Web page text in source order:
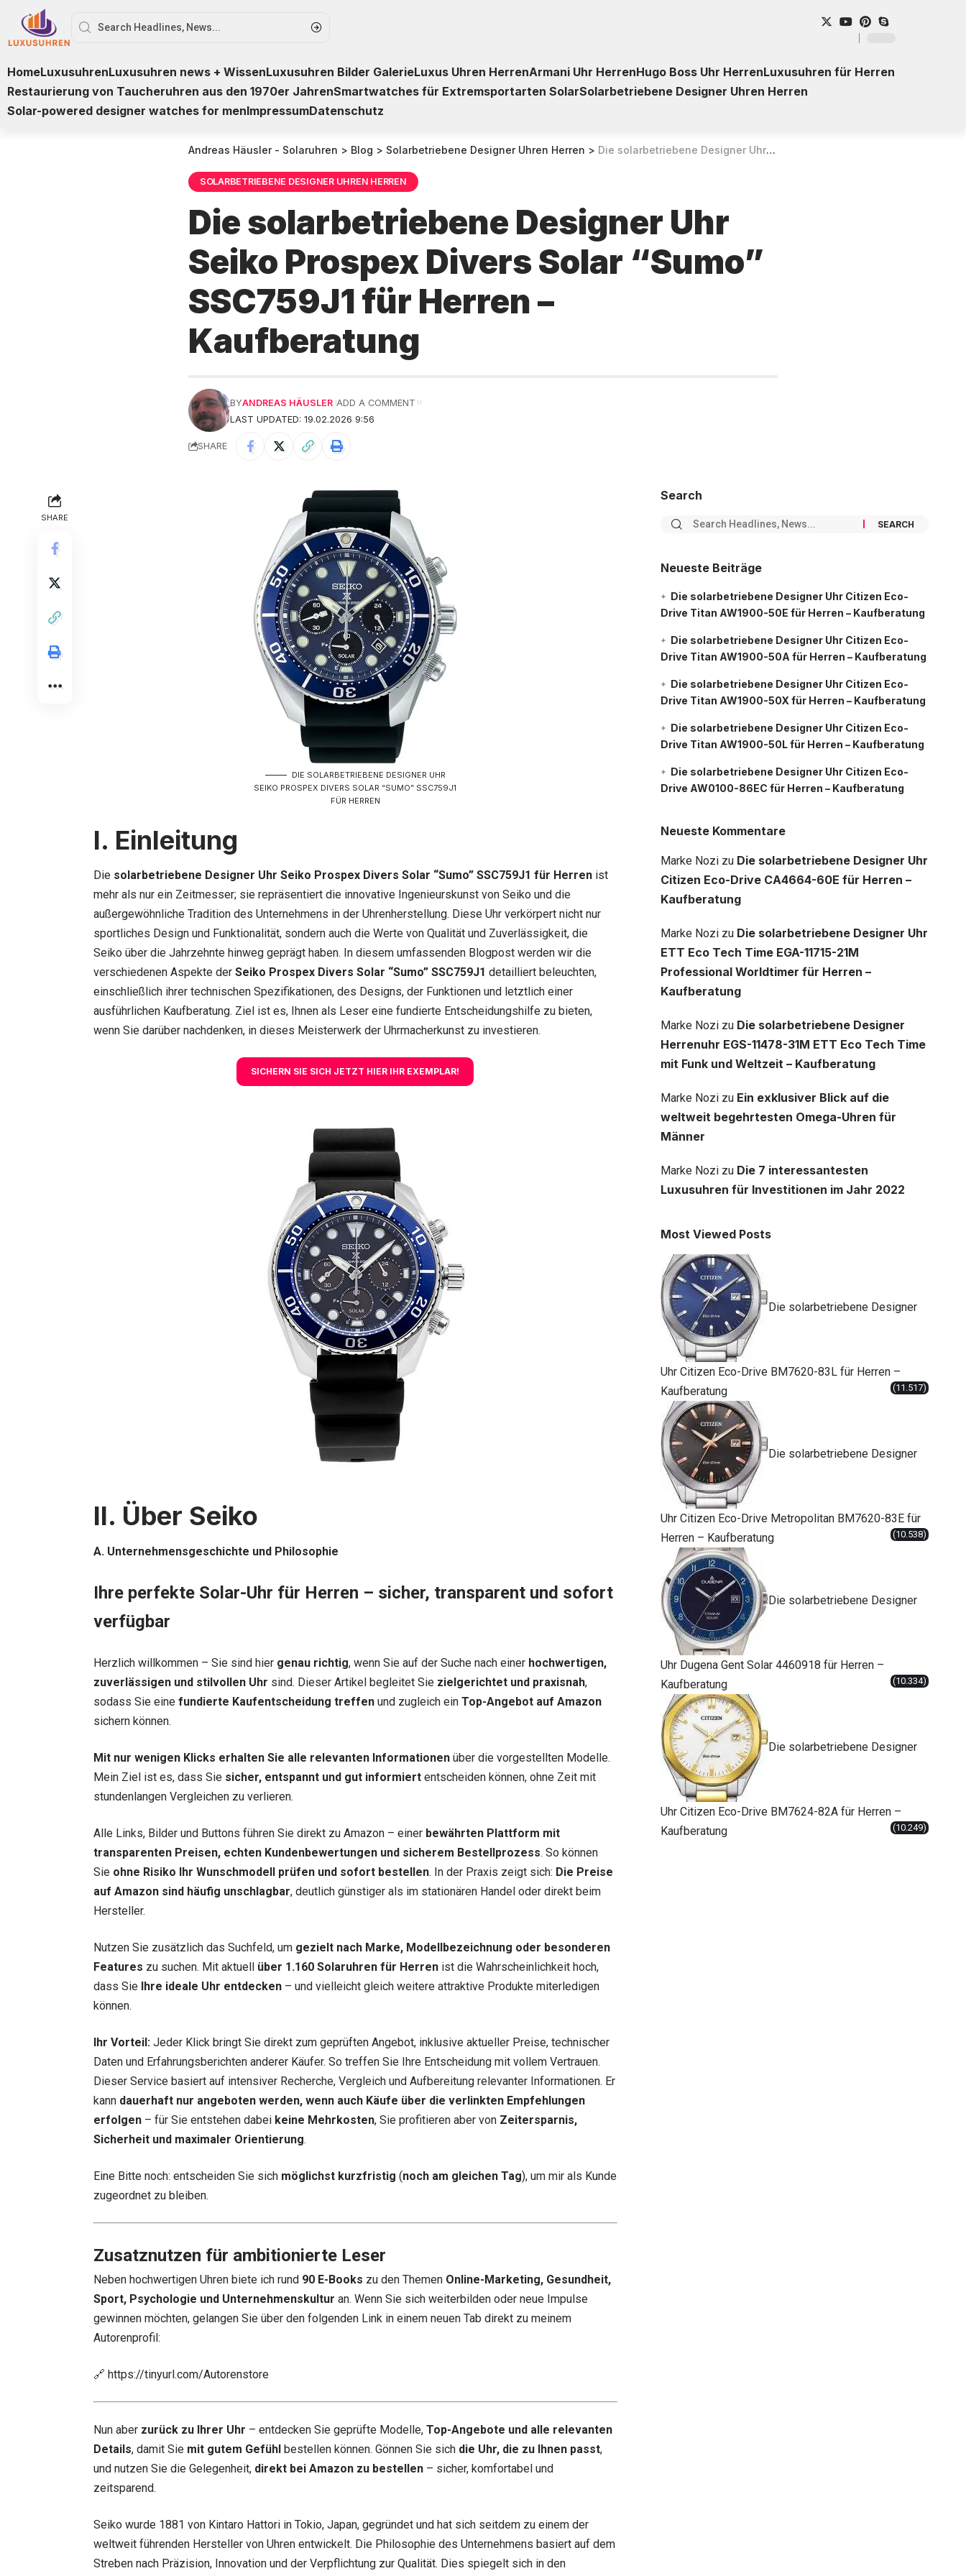
HomeLuxusuhrenLuxusuhren news + WissenLuxusuhren Bilder GalerieLuxus Uhren HerrenArmani Uhr HerrenHugo Boss Uhr HerrenLuxusuhren für Herren
Restaurierung von Taucheruhren aus den 1970er JahrenSmartwatches für Extremsportarten SolarSolarbetriebene Designer Uhren Herren
Solar-powered designer watches for menImpressumDatenschutz
Andreas Häusler - Solaruhren > Blog > Solarbetriebene Designer Uhren Herren > Die solarbetriebene Designer Uhr Seiko Prospex Divers Solar “Sumo” SSC759J1 für Herren – Kaufberatung
SOLARBETRIEBENE DESIGNER UHREN HERREN
Die solarbetriebene Designer Uhr
Seiko Prospex Divers Solar “Sumo”
SSC759J1 für Herren –
Kaufberatung
LAST UPDATED: 19.02.2026 9:56
BYANDREAS HÄUSLER ADD A COMMENT
SHARE
SHARE
DIE SOLARBETRIEBENE DESIGNER UHR
SEIKO PROSPEX DIVERS SOLAR “SUMO” SSC759J1
FÜR HERREN
I. Einleitung
Die solarbetriebene Designer Uhr Seiko Prospex Divers Solar “Sumo” SSC759J1 für Herren ist
mehr als nur ein Zeitmesser; sie repräsentiert die innovative Ingenieurskunst von Seiko und die
außergewöhnliche Tradition des Unternehmens in der Uhrenherstellung. Diese Uhr verkörpert nicht nur
sportliches Design und Funktionalität, sondern auch die Werte von Qualität und Zuverlässigkeit, die
Seiko über die Jahrzehnte hinweg geprägt haben. In diesem umfassenden Blogpost werden wir die
verschiedenen Aspekte der Seiko Prospex Divers Solar “Sumo” SSC759J1 detailliert beleuchten,
einschließlich ihrer technischen Spezifikationen, des Designs, der Funktionen und letztlich einer
ausführlichen Kaufberatung. Ziel ist es, Ihnen als Leser eine fundierte Entscheidungshilfe zu bieten,
wenn Sie darüber nachdenken, in dieses Meisterwerk der Uhrmacherkunst zu investieren.
SICHERN SIE SICH JETZT HIER IHR EXEMPLAR!
II. Über Seiko
A. Unternehmensgeschichte und Philosophie
Ihre perfekte Solar-Uhr für Herren – sicher, transparent und sofort
verfügbar
Herzlich willkommen – Sie sind hier genau richtig, wenn Sie auf der Suche nach einer hochwertigen,
zuverlässigen und stilvollen Uhr sind. Dieser Artikel begleitet Sie zielgerichtet und praxisnah,
sodass Sie eine fundierte Kaufentscheidung treffen und zugleich ein Top-Angebot auf Amazon
sichern können.
Mit nur wenigen Klicks erhalten Sie alle relevanten Informationen über die vorgestellten Modelle.
Mein Ziel ist es, dass Sie sicher, entspannt und gut informiert entscheiden können, ohne Zeit mit
stundenlangen Vergleichen zu verlieren.
Alle Links, Bilder und Buttons führen Sie direkt zu Amazon – einer bewährten Plattform mit
transparenten Preisen, echten Kundenbewertungen und sicherem Bestellprozess. So können
Sie ohne Risiko Ihr Wunschmodell prüfen und sofort bestellen. In der Praxis zeigt sich: Die Preise
auf Amazon sind häufig unschlagbar, deutlich günstiger als im stationären Handel oder direkt beim
Hersteller.
Nutzen Sie zusätzlich das Suchfeld, um gezielt nach Marke, Modellbezeichnung oder besonderen
Features zu suchen. Mit aktuell über 1.160 Solaruhren für Herren ist die Wahrscheinlichkeit hoch,
dass Sie Ihre ideale Uhr entdecken – und vielleicht gleich weitere attraktive Produkte miterledigen
können.
Ihr Vorteil: Jeder Klick bringt Sie direkt zum geprüften Angebot, inklusive aktueller Preise, technischer
Daten und Erfahrungsberichten anderer Käufer. So treffen Sie Ihre Entscheidung mit vollem Vertrauen.
Dieser Service basiert auf intensiver Recherche, Vergleich und Aufbereitung relevanter Informationen. Er
kann dauerhaft nur angeboten werden, wenn auch Käufe über die verlinkten Empfehlungen
erfolgen – für Sie entstehen dabei keine Mehrkosten, Sie profitieren aber von Zeitersparnis,
Sicherheit und maximaler Orientierung.
Eine Bitte noch: entscheiden Sie sich möglichst kurzfristig (noch am gleichen Tag), um mir als Kunde
zugeordnet zu bleiben.
Zusatznutzen für ambitionierte Leser
Neben hochwertigen Uhren biete ich rund 90 E-Books zu den Themen Online-Marketing, Gesundheit,
Sport, Psychologie und Unternehmenskultur an. Wenn Sie sich weiterbilden oder neue Impulse
gewinnen möchten, gelangen Sie über den folgenden Link in einem neuen Tab direkt zu meinem
Autorenprofil:
🔗 https://tinyurl.com/Autorenstore
Nun aber zurück zu Ihrer Uhr – entdecken Sie geprüfte Modelle, Top-Angebote und alle relevanten
Details, damit Sie mit gutem Gefühl bestellen können. Gönnen Sie sich die Uhr, die zu Ihnen passt,
und nutzen Sie die Gelegenheit, direkt bei Amazon zu bestellen – sicher, komfortabel und
zeitsparend.
Seiko wurde 1881 von Kintaro Hattori in Tokio, Japan, gegründet und hat sich seitdem zu einem der
weltweit führenden Hersteller von Uhren entwickelt. Die Philosophie des Unternehmens basiert auf dem
Streben nach Präzision, Innovation und der Verpflichtung zur Qualität. Dies spiegelt sich in den
Search
Neueste Beiträge
Die solarbetriebene Designer Uhr Citizen Eco-
Drive Titan AW1900-50E für Herren – Kaufberatung
Die solarbetriebene Designer Uhr Citizen Eco-
Drive Titan AW1900-50A für Herren – Kaufberatung
Die solarbetriebene Designer Uhr Citizen Eco-
Drive Titan AW1900-50X für Herren – Kaufberatung
Die solarbetriebene Designer Uhr Citizen Eco-
Drive Titan AW1900-50L für Herren – Kaufberatung
Die solarbetriebene Designer Uhr Citizen Eco-
Drive AW0100-86EC für Herren – Kaufberatung
Neueste Kommentare
Marke Nozizu Die solarbetriebene Designer Uhr
Citizen Eco-Drive CA4664-60E für Herren –
Kaufberatung
Marke Nozizu Die solarbetriebene Designer Uhr
ETT Eco Tech Time EGA-11715-21M
Professional Worldtimer für Herren –
Kaufberatung
Marke Nozizu Die solarbetriebene Designer
Herrenuhr EGS-11478-31M ETT Eco Tech Time
mit Funk und Weltzeit – Kaufberatung
Marke Nozizu Ein exklusiver Blick auf die
weltweit begehrtesten Omega-Uhren für
Männer
Marke Nozizu Die 7 interessantesten
Luxusuhren für Investitionen im Jahr 2022
Most Viewed Posts
Die solarbetriebene Designer
Uhr Citizen Eco-Drive BM7620-83L für Herren –
Kaufberatung
(11.517)
Die solarbetriebene Designer
Uhr Citizen Eco-Drive Metropolitan BM7620-83E für
Herren – Kaufberatung
(10.538)
Die solarbetriebene Designer
Uhr Dugena Gent Solar 4460918 für Herren –
Kaufberatung
(10.334)
Die solarbetriebene Designer
Uhr Citizen Eco-Drive BM7624-82A für Herren –
Kaufberatung
(10.249)